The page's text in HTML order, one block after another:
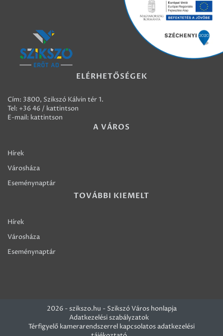
ELÉRHETŐSÉGEK
Cím: 3800, Szikszó Kálvin tér 1.
Tel: +36 46 / kattintson
E-mail: kattintson
A VÁROS
Hírek
Városháza
Eseménynaptár
TOVÁBBI KIEMELT
Hírek
Városháza
Eseménynaptár
2026 - szikszo.hu - Szikszó Város honlapja
Adatkezelési szabályzatok
Térfigyelő kamerarendszerrel kapcsolatos adatkezelési